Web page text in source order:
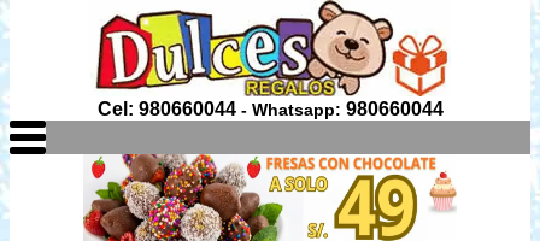
Cel: 980660044- Whatsapp: 980660044